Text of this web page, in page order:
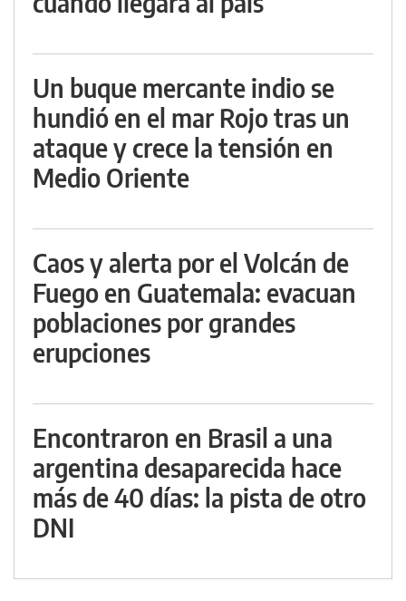
Un buque mercante indio se
hundió en el mar Rojo tras un
ataque y crece la tensión en
Medio Oriente
Caos y alerta por el Volcán de
Fuego en Guatemala: evacuan
poblaciones por grandes
erupciones
Encontraron en Brasil a una
argentina desaparecida hace
más de 40 días: la pista de otro
DNI